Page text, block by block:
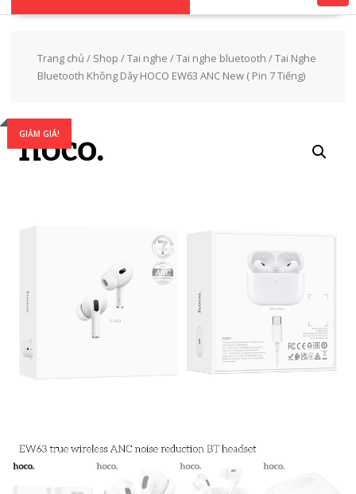
Trang chủ / Shop /Tai nghe /Tai nghe bluetooth / Tai Nghe
Bluetooth Không Dây HOCO EW63 ANC New ( Pin 7 Tiếng)
GIẢM GIÁ!